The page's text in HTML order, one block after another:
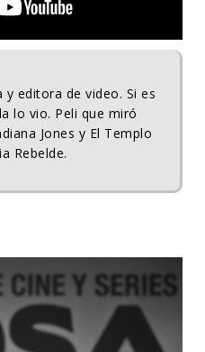
y editora de video. Si es
lo vio. Peli que miró
Jones y El Templo
Rebelde.